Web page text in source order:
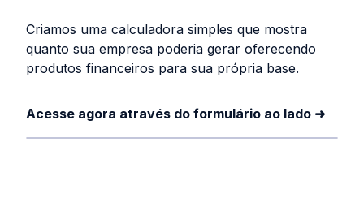
Criamos uma calculadora simples que mostra
quanto sua empresa poderia gerar oferecendo
produtos financeiros para sua própria base.
Acesse agora através do formulário ao lado ➜